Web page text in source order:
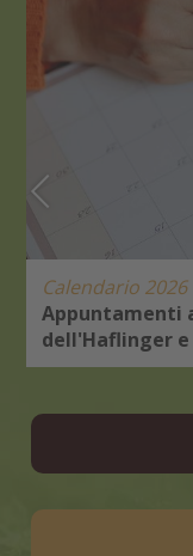
Calendario 2026
Appuntamenti
dell'Haflinger